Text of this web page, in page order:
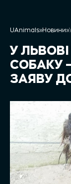
UAnimals»Новини»
У
СОБАКУ
ЗАЯВУ ДО